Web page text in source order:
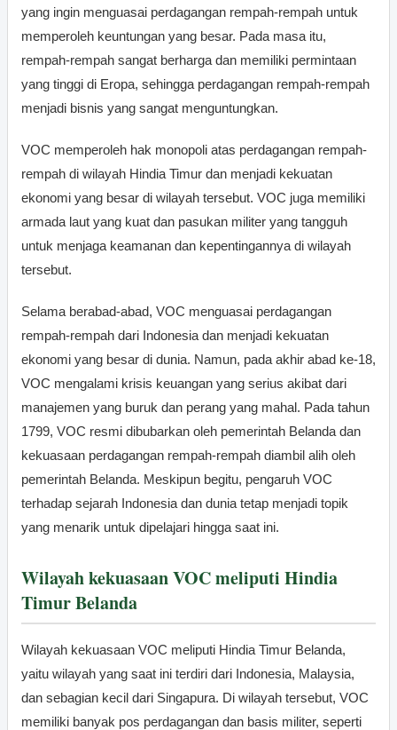
yang ingin menguasai perdagangan rempah-rempah untuk
memperoleh keuntungan yang besar. Pada masa itu,
rempah-rempah sangat berharga dan memiliki permintaan
yang tinggi di Eropa, sehingga perdagangan rempah-rempah
menjadi bisnis yang sangat menguntungkan.
VOC memperoleh hak monopoli atas perdagangan rempah-
rempah di wilayah Hindia Timur dan menjadi kekuatan
ekonomi yang besar di wilayah tersebut. VOC juga memiliki
armada laut yang kuat dan pasukan militer yang tangguh
untuk menjaga keamanan dan kepentingannya di wilayah
tersebut.
Selama berabad-abad, VOC menguasai perdagangan
rempah-rempah dari Indonesia dan menjadi kekuatan
ekonomi yang besar di dunia. Namun, pada akhir abad ke-18,
VOC mengalami krisis keuangan yang serius akibat dari
manajemen yang buruk dan perang yang mahal. Pada tahun
1799, VOC resmi dibubarkan oleh pemerintah Belanda dan
kekuasaan perdagangan rempah-rempah diambil alih oleh
pemerintah Belanda. Meskipun begitu, pengaruh VOC
terhadap sejarah Indonesia dan dunia tetap menjadi topik
yang menarik untuk dipelajari hingga saat ini.
Wilayah kekuasaan VOC meliputi Hindia
Timur Belanda
Wilayah kekuasaan VOC meliputi Hindia Timur Belanda,
yaitu wilayah yang saat ini terdiri dari Indonesia, Malaysia,
dan sebagian kecil dari Singapura. Di wilayah tersebut, VOC
memiliki banyak pos perdagangan dan basis militer, seperti